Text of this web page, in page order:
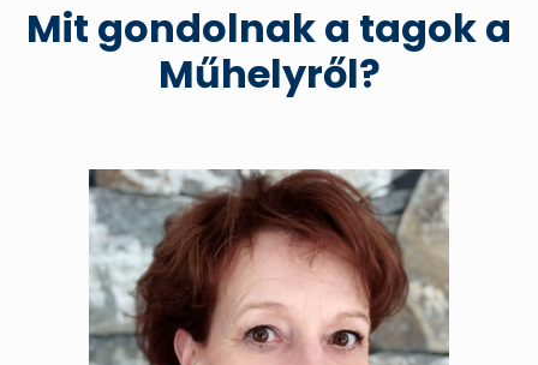
Mit gondolnak a tagok a
Műhelyről?